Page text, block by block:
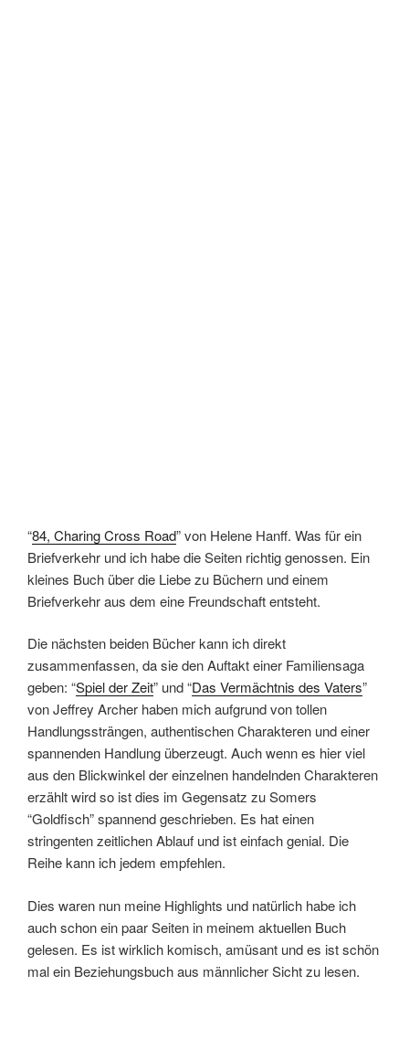
“84, Charing Cross Road” von Helene Hanff. Was für ein
Briefverkehr und ich habe die Seiten richtig genossen. Ein
kleines Buch über die Liebe zu Büchern und einem
Briefverkehr aus dem eine Freundschaft entsteht.
Die nächsten beiden Bücher kann ich direkt
zusammenfassen, da sie den Auftakt einer Familiensaga
geben: “Spiel der Zeit” und “Das Vermächtnis des Vaters”
von Jeffrey Archer haben mich aufgrund von tollen
Handlungssträngen, authentischen Charakteren und einer
spannenden Handlung überzeugt. Auch wenn es hier viel
aus den Blickwinkel der einzelnen handelnden Charakteren
erzählt wird so ist dies im Gegensatz zu Somers
“Goldfisch” spannend geschrieben. Es hat einen
stringenten zeitlichen Ablauf und ist einfach genial. Die
Reihe kann ich jedem empfehlen.
Dies waren nun meine Highlights und natürlich habe ich
auch schon ein paar Seiten in meinem aktuellen Buch
gelesen. Es ist wirklich komisch, amüsant und es ist schön
mal ein Beziehungsbuch aus männlicher Sicht zu lesen.